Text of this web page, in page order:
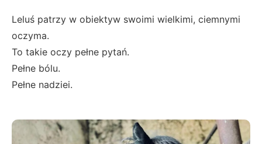
Leluś patrzy w obiektyw swoimi wielkimi, ciemnymi
oczyma.
To takie oczy pełne pytań.
Pełne bólu.
Pełne nadziei.